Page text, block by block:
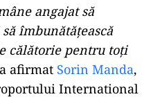
angajat să
îmbunătățească
călătorie pentru toți
afirmat Sorin Manda,
International